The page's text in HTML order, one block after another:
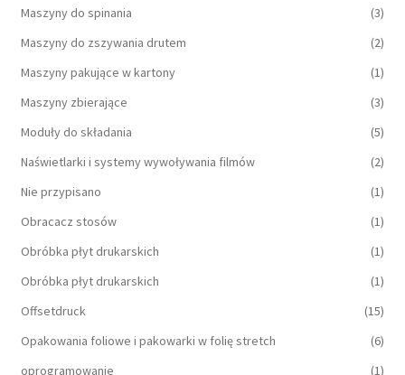
Maszyny do spinania
(3)
Maszyny do zszywania drutem
(2)
Maszyny pakujące w kartony
(1)
Maszyny zbierające
(3)
Moduły do składania
(5)
Naświetlarki i systemy wywoływania filmów
(2)
Nie przypisano
(1)
Obracacz stosów
(1)
Obróbka płyt drukarskich
(1)
Obróbka płyt drukarskich
(1)
Offsetdruck
(15)
Opakowania foliowe i pakowarki w folię stretch
(6)
oprogramowanie
(1)